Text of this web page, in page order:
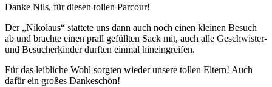
Danke Nils, für diesen tollen Parcour!
Der „Nikolaus“ stattete uns dann auch noch einen kleinen Besuch
ab und brachte einen prall gefüllten Sack mit, auch alle Geschwister-
und Besucherkinder durften einmal hineingreifen.
Für das leibliche Wohl sorgten wieder unsere tollen Eltern! Auch
dafür ein großes Dankeschön!